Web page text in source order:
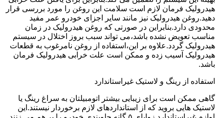
هیدرولیک فرمان لازم است سلامت این روغن را مورد بررسی قرار
دهید.روغن هیدرولیک نیز مانند سایر اجزای خودرو عمر مفید
محدودی دارد.بنابراین در صورتی که روغن هیدرولیک در زمان
مناسب تعویض نشده باشد،می تواند سبب بروز اختلال در سیستم
هیدرولیک گردد.علاوه بر این،استفاده از روغن نامرغوب به قطعات
هیدرولیک آسیب زده و ممکن است علت خرابی هیدرولیک فرمان
باشد.
استفاده از رینگ و لاستیک غیراستاندارد
گاهی ممکن است برای زیبایی بیشتر اتومبیلتان به سراغ رینگ یا
لاستیک هایی بروید که از استانداردهای لازم برخوردار نیستند.این